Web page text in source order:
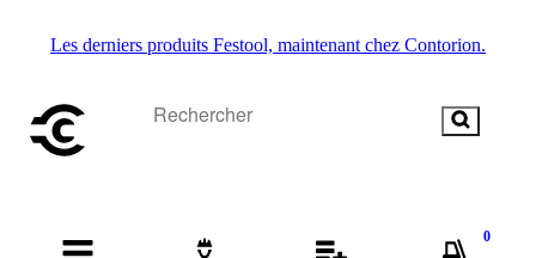
Les derniers produits Festool, maintenant chez Contorion.
0